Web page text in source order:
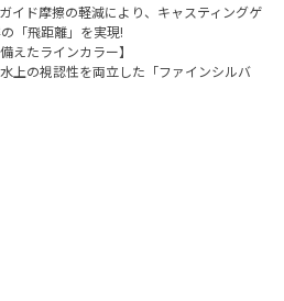
イド摩擦の軽減により、キャスティングゲ
「飛距離」を実現!
えたラインカラー】
上の視認性を両立した「ファインシルバ